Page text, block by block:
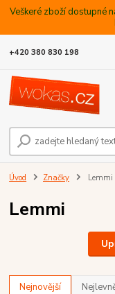
Veškeré zboží dostupné
+420 380 830 198
Úvod Značky Lemmi
Lemmi
Nejnovější